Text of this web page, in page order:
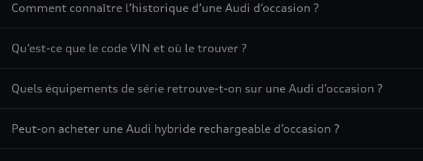
Comment connaître l’historique d’une Audi d’occasion ?
Qu’est-ce que le code VIN et où le trouver ?
Quels équipements de série retrouve-t-on sur une Audi d’occasion ?
Peut-on acheter une Audi hybride rechargeable d’occasion ?